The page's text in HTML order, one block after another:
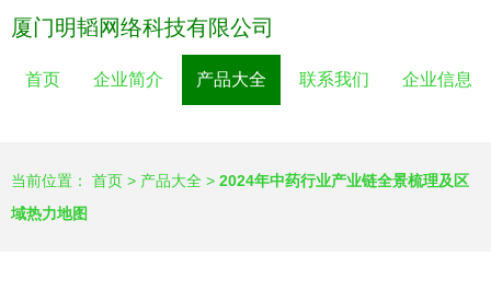
厦门明韬网络科技有限公司
首页 企业简介 产品大全 联系我们 企业信息
当前位置： 首页 > 产品大全 > 2024年中药行业产业链全景梳理及区
域热力地图